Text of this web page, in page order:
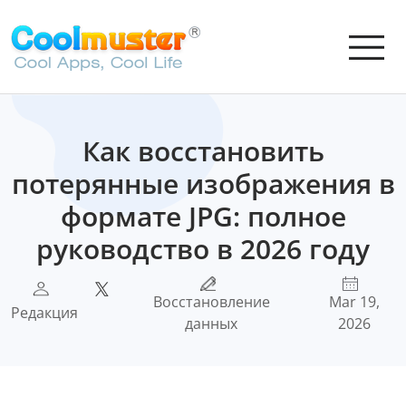
Как восстановить
потерянные изображения в
формате JPG: полное
руководство в 2026 году
Редакция
Восстановление
данных
Mar 19,
2026